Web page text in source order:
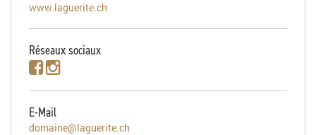
www.laguerite.ch
Réseaux sociaux
E-Mail
domaine@laguerite.ch